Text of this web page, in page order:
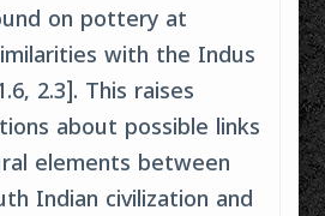
on pottery at
with the Indus
2.3]. This raises
about possible links
elements between
Indian civilization and